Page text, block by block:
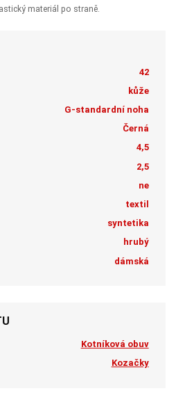
materiál po straně.
42
kůže
G-standardní noha
Černá
4,5
2,5
ne
textil
syntetika
hrubý
dámská
Kotníková obuv
Kozačky